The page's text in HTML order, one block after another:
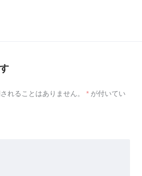
れることはありません。 * が付いてい